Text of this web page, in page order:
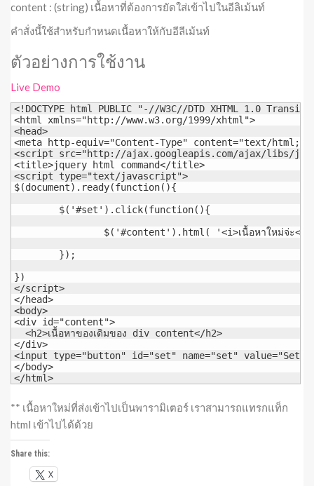
content : (string) เนื้อหาที่ต้องการยัดใส่เข้าไปในอีลิเม้นท์
คำสั่งนี้ใช้สำหรับกำหนดเนื้อหาให้กับอีลีเม้นท์
ตัวอย่างการใช้งาน
Live Demo
<!DOCTYPE html PUBLIC "-//W3C//DTD XHTML 1.0
<html xmlns="http://www.w3.org/1999/xhtml">
<head>
<meta http-equiv="Content-Type" content="text/html;
<script src="http://ajax.googleapis.com/ajax/libs/
<title>jquery html command</title>
<script type="text/javascript">
$(document).ready(function(){
})
</script>
</head>
<body>
<div id="content">
  <h2>เนื้อหาของเดิมของ div content</h2>
</div>
<input type="button" id="set" name="set" value="Set
</body>
</html>
** เนื้อหาใหม่ที่ส่งเข้าไปเป็นพารามิเตอร์ เราสามารถแทรกแท็ก
html เข้าไปได้ด้วย
Share this:
X